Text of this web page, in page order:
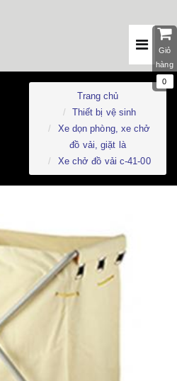
Giỏ
hàng
0
Trang chủ
Thiết bị vệ sinh
Xe dọn phòng, xe chở
đồ vải, giặt là
Xe chở đồ vải c-41-00